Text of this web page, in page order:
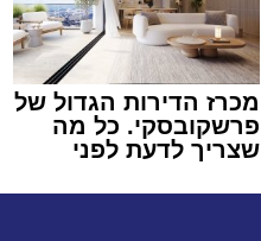
מכרז הדירות הגדול של
פרשקובסקי. כל מה
שצריך לדעת לפני
באשדוד